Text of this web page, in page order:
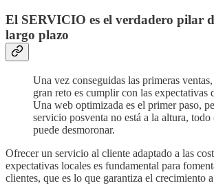
El SERVICIO es el verdadero pilar
largo plazo
Una vez conseguidas las primeras
gran reto es cumplir con las expectativas
Una web optimizada es el primer paso,
servicio posventa no está a la altura, todo
puede desmoronar.
Ofrecer un servicio al cliente adaptado a las
expectativas locales es fundamental para
clientes, que es lo que garantiza el crecimiento